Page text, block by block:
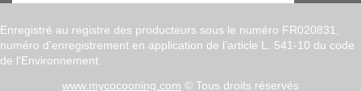
Enregistré au registre des producteurs sous le numéro FR020831,
numéro d’enregistrement en application de l’article L. 541-10 du code
de l'Environnement.
www.mycocooning.com © Tous droits réservés